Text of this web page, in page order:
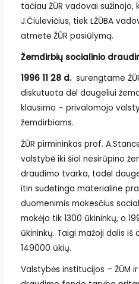
tačiau ŽŪR vadovai sužinojo,
J.Čiulevičius, tiek LŽŪBA
atmetė ŽŪR pasiūlymą.
Žemdirbių socialinio
1996 11 28 d.surengtame
diskutuota dėl daugeliui
klausimo – privalomojo
žemdirbiams.
ŽŪR pirmininkas prof.
valstybė iki šiol nesirūpino
draudimo tvarka, todėl
itin sudėtinga materialine
duomenimis mokesčius
mokėjo tik 1300 ūkininkų, o
ūkininkų. Taigi mažoji dalis
149000 ūkių.
Valstybės institucijos – ŽŪM